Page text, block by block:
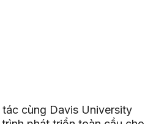
cùng Davis University